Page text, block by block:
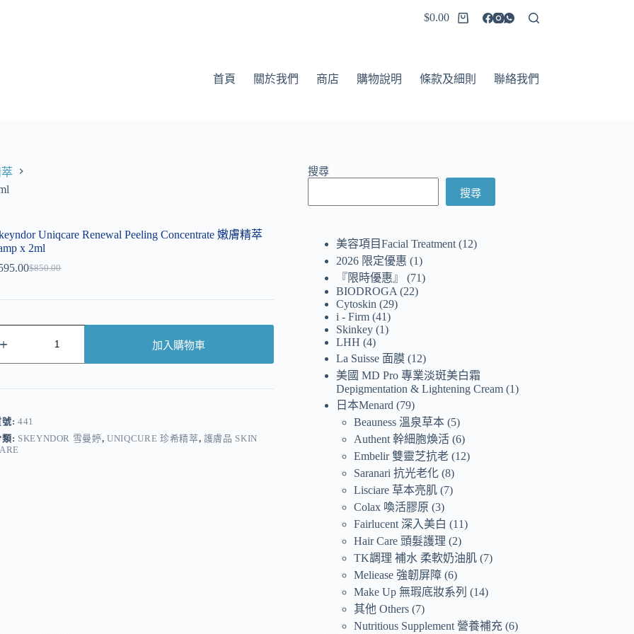
$0.00
首頁 關於我們 商店 購物說明 條款及細則 聯絡我們
Uniqcare Renewal Peeling Concentrate 嫩膚精萃
x 2ml
$850.00
加入購物車
號: 441
類: SKEYNDOR 雪曼婷,UNIQCURE 珍希精萃, 護膚品 SKIN
搜尋
搜尋
美容項目Facial Treatment 12
2026 限定優惠
1
『限時優惠』
71
BIODROGA
22
Cytoskin
29
i - Firm 41
Skinkey 1
LHH 4
La Suisse 面膜 12
美國 MD Pro 專業淡斑美白霜
Depigmentation & Lightening Cream 1
日本Menard
79
Beauness 溫泉草本 5
Authent 幹細胞煥活 6
Embelir 雙靈芝抗老 12
Saranari 抗光老化 8
Lisciare 草本亮肌 7
Colax 喚活膠原 3
Fairlucent 深入美白
11
Hair Care 頭髮護理
2
TK調理 補水 柔軟奶油肌 7
Meliease 強韌屏障 6
Make Up 無瑕底妝系列
14
其他 Others 7
Nutritious Supplement 營養補充 6